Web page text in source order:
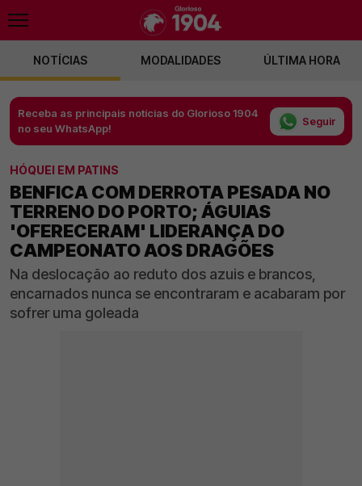
NOTÍCIAS MODALIDADES ÚLTIMA HORA
Receba as principais notícias do Glorioso 1904
no seu WhatsApp!
Seguir
HÓQUEI EM PATINS
BENFICA COM DERROTA PESADA NO
TERRENO DO PORTO; ÁGUIAS
'OFERECERAM' LIDERANÇA DO
CAMPEONATO AOS DRAGÕES
Na deslocação ao reduto dos azuis e brancos,
encarnados nunca se encontraram e acabaram por
sofrer uma goleada